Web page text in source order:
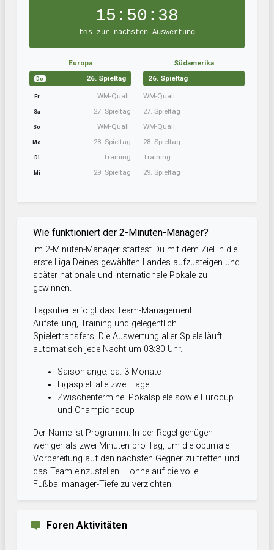
15:50:37
bis zur nächsten Auswertung
Europa
Do 26. Spieltag
Fr WM-Quali.
Sa 27. Spieltag
So WM-Quali.
Mo 28. Spieltag
Di Training
Mi 29. Spieltag
Südamerika
26. Spieltag
WM-Quali.
27. Spieltag
WM-Quali.
28. Spieltag
Training
29. Spieltag
Wie funktioniert der 2-Minuten-Manager?
Im 2-Minuten-Manager startest Du mit dem Ziel in die
erste Liga Deines gewählten Landes aufzusteigen und
später nationale und internationale Pokale zu
gewinnen.
Tagsüber erfolgt das Team-Management:
Aufstellung, Training und gelegentlich
Spielertransfers. Die Auswertung aller Spiele läuft
automatisch jede Nacht um 03:30 Uhr.
Saisonlänge: ca. 3 Monate
Ligaspiel: alle zwei Tage
Zwischentermine: Pokalspiele sowie Eurocup
und Championscup
Der Name ist Programm: In der Regel genügen
weniger als zwei Minuten pro Tag, um die optimale
Vorbereitung auf den nächsten Gegner zu treffen und
das Team einzustellen – ohne auf die volle
Fußballmanager-Tiefe zu verzichten.
Foren Aktivitäten